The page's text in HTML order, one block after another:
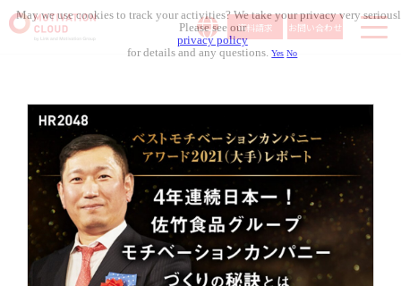
資料請求 お問い合わせ
導入事例
料金体系
無料セミナー
お役立ち資料
コラム記事
組織人事メディア
May we use cookies to track your activities? We take your privacy very
Please see our
privacy policy
for details and any questions.Yes No